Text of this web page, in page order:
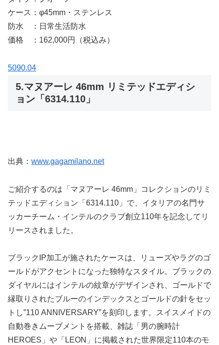
ケース：φ45mm・ステンレス
防水 ：日常生活防水
価格 ：162,000円（税込み）
5090.04
5.マヌアーレ 46mm リミテッドエディシ
ョン「6314.110」
出典： www.gagamilano.net
ご紹介するのは「マヌアーレ 46mm」コレクションのリミ
テッドエディション「6314.110」で、イタリアの名門サ
ッカーチーム・インテルのクラブ創立110年を記念してリ
リースされました。
ブラックIP加工が施されたケースは、リューズやラグのゴ
ールドがアクセントになった独特なスタイル。ブラックの
ダイヤルにはインテルの紋章がデザインされ、ゴールドで
縁取りされたブルーのインデックスとゴールドの針をセッ
トし”110 ANNIVERSARY”を刻印します。スイスメイドの
自動巻きムーブメントを搭載、雑誌「男の腕時計
HEROES」や「LEON」に掲載された世界限定110本のモ